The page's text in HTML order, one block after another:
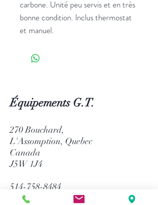
carbone. Unité peu servis et en très
bonne condition. Inclus thermostat
et manuel.
Équipements G.T.
270 Bouchard,
L'Assomption, Quebec
Canada
J5W 1J4
514-758-8484
1-866-758-8484